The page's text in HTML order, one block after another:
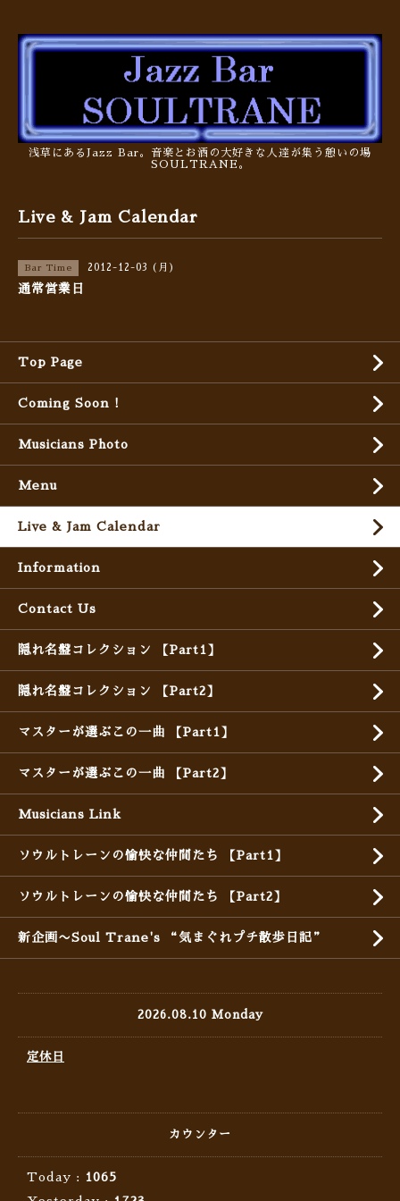
浅草にあるJazz Bar。音楽とお酒の大好きな人達が集う憩いの場
SOULTRANE。
Live & Jam Calendar
Bar Time 2012-12-03 (月)
通常営業日
Top Page
Coming Soon !
Musicians Photo
Menu
Live & Jam Calendar
Information
Contact Us
隠れ名盤コレクション 【Part1】
隠れ名盤コレクション 【Part2】
マスターが選ぶこの一曲 【Part1】
マスターが選ぶこの一曲 【Part2】
Musicians Link
ソウルトレーンの愉快な仲間たち 【Part1】
ソウルトレーンの愉快な仲間たち 【Part2】
新企画〜Soul Trane's “気まぐれプチ散歩日記”
2026.08.10 Monday
定休日
カウンター
Today :
1065